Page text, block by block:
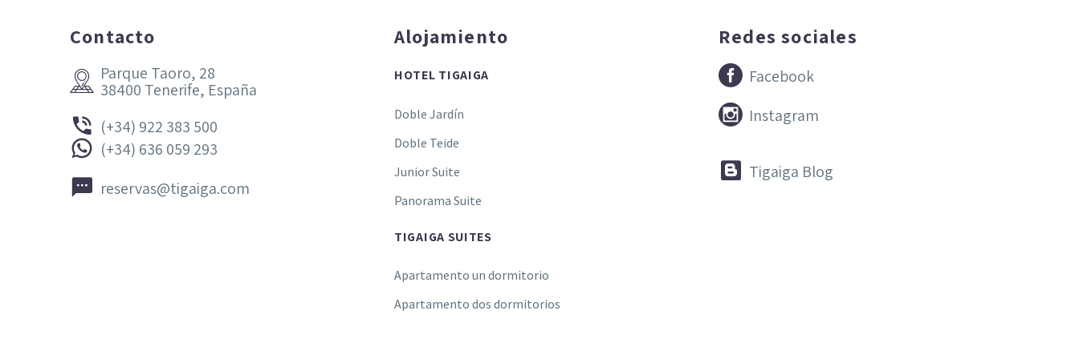
Contacto

 Parque Taoro, 28
38400 Tenerife, España

 (+34) 922 383 500

 (+34) 636 059 293

 reservas@tigaiga.com
Alojamiento
HOTEL TIGAIGA
Doble Jardín
Doble Teide
Junior Suite
Panorama Suite
TIGAIGA SUITES
Apartamento un dormitorio
Apartamento dos dormitorios
Redes sociales

 Facebook

 Instagram

 Tigaiga Blog